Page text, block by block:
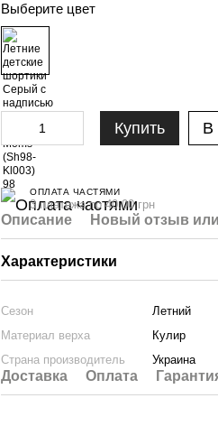
Выберите цвет
Купить В
ОПЛАТА ЧАСТЯМИ
3 платежа по 40.00 грн
Описание Новый отзыв
Характеристики
Сезон
Летний
Материал верха
Кулир
Страна производитель
Украина
Доставка Оплата